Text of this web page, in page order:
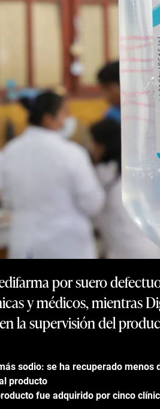
por suero
y médicos, mientras
la supervisión del
sodio: se ha recuperado menos
producto
fue adquirido por cinco